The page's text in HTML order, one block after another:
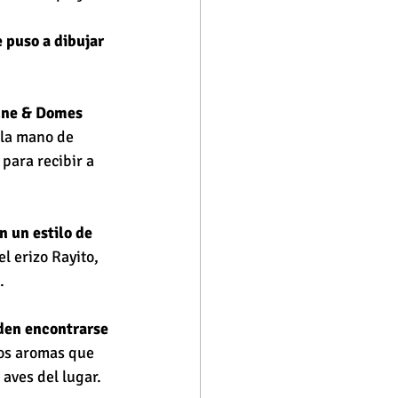
puso a dibujar
& Domes
mano de
recibir a
un estilo de
erizo Rayito,
encontrarse
aromas que
del lugar.